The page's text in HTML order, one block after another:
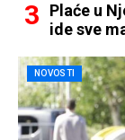
Plaće u
ide sve
NOVOSTI